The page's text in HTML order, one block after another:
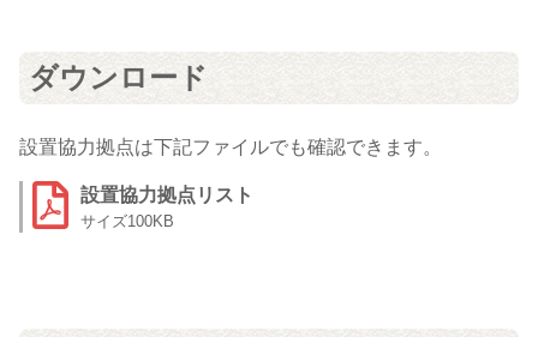
ダウンロード
設置協力拠点は下記ファイルでも確認できます。
設置協力拠点リスト
100KB